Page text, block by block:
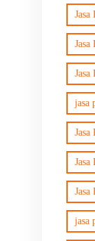
Jasa
Jasa
jasa
Jasa
Jasa
Jasa
jasa